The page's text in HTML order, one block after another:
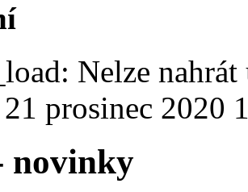
Nelze
prosinec 2020
novinky